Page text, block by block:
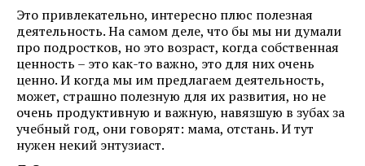
Это привлекательно, интересно плюс полезная
деятельность. На самом деле, что бы мы ни думали
про подростков, но это возраст, когда собственная
ценность – это как-то важно, это для них очень
ценно. И когда мы им предлагаем деятельность,
может, страшно полезную для их развития, но не
очень продуктивную и важную, навязшую в зубах за
учебный год, они говорят: мама, отстань. И тут
нужен некий энтузиаст.